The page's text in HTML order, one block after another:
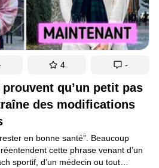
qu’un petit pas
des modifications
en bonne santé”. Beaucoup
cette phrase venant d’un
sportif, d’un médecin ou tout
4 -